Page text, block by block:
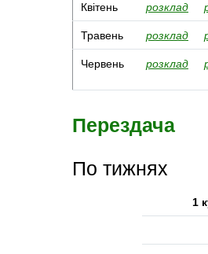
Квітень розклад
Травень розклад
Червень розклад
Перездача
По тижнях
1